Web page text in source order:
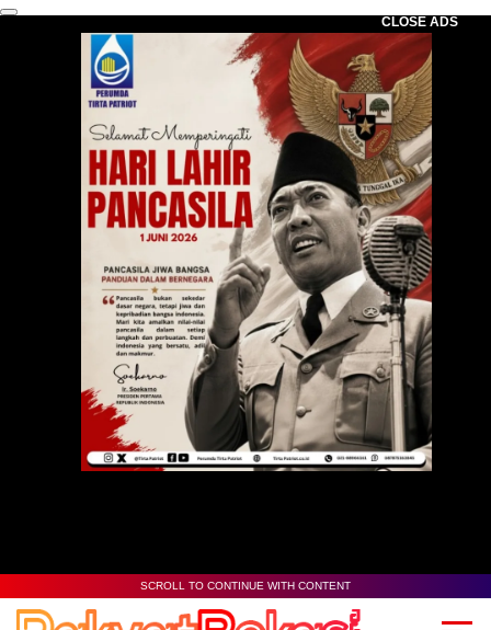
CLOSE ADS
SCROLL TO CONTINUE WITH CONTENT